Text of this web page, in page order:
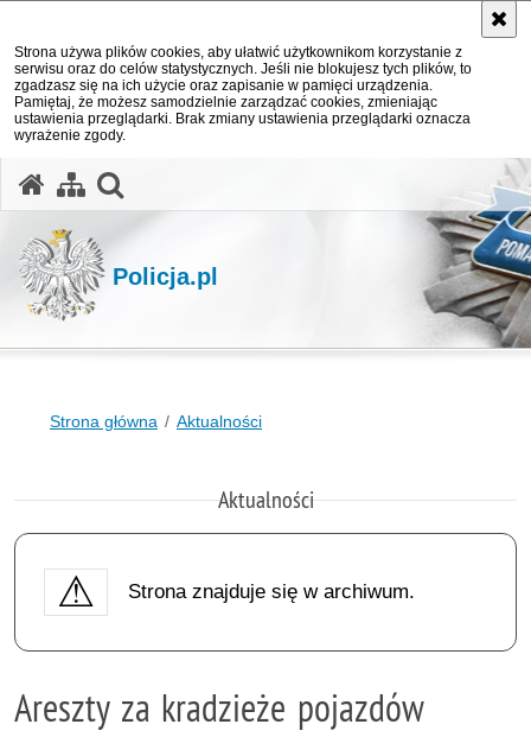
Strona używa plików cookies, aby ułatwić użytkownikom korzystanie z
serwisu oraz do celów statystycznych. Jeśli nie blokujesz tych plików, to
zgadzasz się na ich użycie oraz zapisanie w pamięci urządzenia.
Pamiętaj, że możesz samodzielnie zarządzać cookies, zmieniając
ustawienia przeglądarki. Brak zmiany ustawienia przeglądarki oznacza
wyrażenie zgody.
Policja.pl
Strona główna Aktualności
Aktualności
Strona znajduje się w archiwum.
Areszty za kradzieże pojazdów